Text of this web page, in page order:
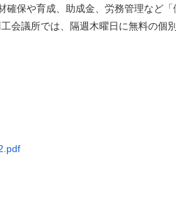
確保や育成、助成金、労務管理など「
会議所では、隔週木曜日に無料の個